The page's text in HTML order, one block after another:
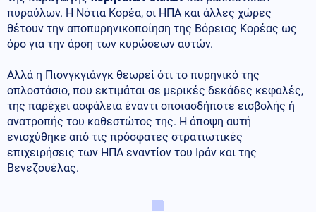
πυραύλων. Η Νότια Κορέα, οι ΗΠΑ και άλλες χώρες
θέτουν την αποπυρηνικοποίηση της Βόρειας Κορέας ως
όρο για την άρση των κυρώσεων αυτών.
Αλλά η Πιονγκγιάνγκ θεωρεί ότι το πυρηνικό της
οπλοστάσιο, που εκτιμάται σε μερικές δεκάδες κεφαλές,
της παρέχει ασφάλεια έναντι οποιασδήποτε εισβολής ή
ανατροπής του καθεστώτος της. Η άποψη αυτή
ενισχύθηκε από τις πρόσφατες στρατιωτικές
επιχειρήσεις των ΗΠΑ εναντίον του Ιράν και της
Βενεζουέλας.